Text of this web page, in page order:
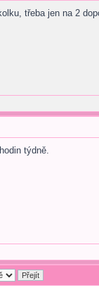
třeba jen na 2
týdně.